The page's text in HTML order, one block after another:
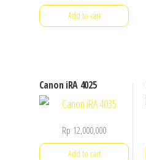
Add to cart
Canon iRA 4025
Rp 12,000,000
Add to cart